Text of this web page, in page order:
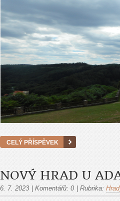
CELÝ PŘÍSPĚVEK
NOVÝ HRAD U
6. 7. 2023 Komentářů: 0 Rubrika: